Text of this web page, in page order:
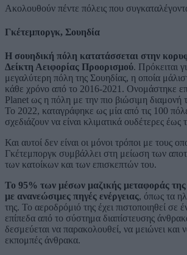
Ακολουθούν πέντε πόλεις που
Γκέτεμποργκ, Σουηδία
Η σουηδική πόλη κατατάσσεται στην
Δείκτη Αειφορίας Προορισμού. Πρόκειται
μεγαλύτερη πόλη της Σουηδίας, η οποία
κάθε χρόνο από το 2016-2021. Ονομάστηκε
Planet ως η πόλη με την πιο βιώσιμη διαμονή
Το 2022, καταγράφηκε ως μία από τις 100
σχεδιάζουν να είναι κλιματικά ουδέτερες έως
Και αυτοί δεν είναι οι μόνοι τρόποι με τους
Γκέτεμποργκ συμβάλλει στη μείωση των
των κατοίκων και των επισκεπτών του.
Το 95% των μέσων μαζικής μεταφοράς της
με ανανεώσιμες πηγές ενέργειας, όπως τα
της. Το αεροδρόμιό της έχει πιστοποιηθεί σε
επίπεδα από το σύστημα διαπίστευσης
δεσμεύεται να παρακολουθεί, να μειώνει και
εκπομπές άνθρακα.